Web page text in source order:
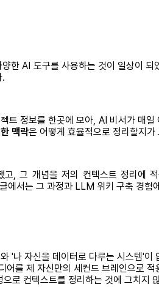
AI 도구를 사용하는 것이 일상이 되
.
트 정보를 한곳에 모아, AI 비서가 매
맥락은 어떻게 효율적으로 정리할지가
, 그 개념을 저의 컨텍스트 정리
에서는 그 과정과 LLM 위키 구축 경험
'나 자신을 데이터로 다루는 시스템'이
를 제 자신만의 세컨드 브레인으로 적
컨텍스트를 정리하는 것에 그치지